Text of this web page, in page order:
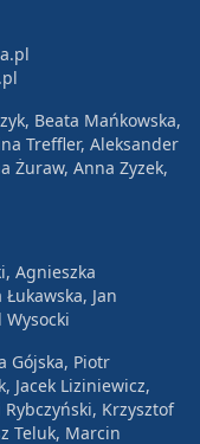
Beata Mańkowska,
Treffler, Aleksander
Żuraw, Anna Zyzek,
Agnieszka
Jan
Wysocki
Gójska, Piotr
Jacek Liziniewicz,
Krzysztof
Teluk, Marcin